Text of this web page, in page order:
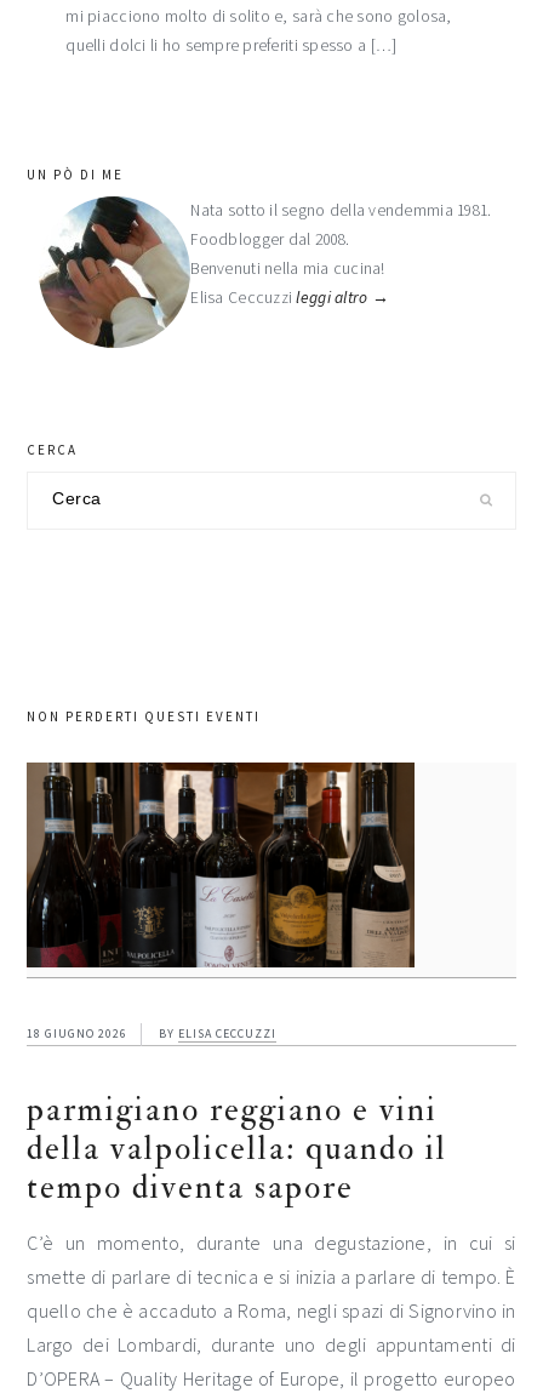
mi piacciono molto di solito e, sarà che sono golosa,
quelli dolci li ho sempre preferiti spesso a […]
barra
laterale
primaria
UN PÒ DI ME
Nata sotto il segno della vendemmia 1981.
Foodblogger dal 2008.
Benvenuti nella mia cucina!
Elisa Ceccuzzileggi altro →
CERCA
NON PERDERTI QUESTI EVENTI
18 GIUGNO 2026 BY ELISA CECCUZZI
parmigiano reggiano e vini
della valpolicella: quando il
tempo diventa sapore
C’è un momento, durante una degustazione, in cui si
smette di parlare di tecnica e si inizia a parlare di tempo. È
quello che è accaduto a Roma, negli spazi di Signorvino in
Largo dei Lombardi, durante uno degli appuntamenti di
D’OPERA – Quality Heritage of Europe, il progetto europeo